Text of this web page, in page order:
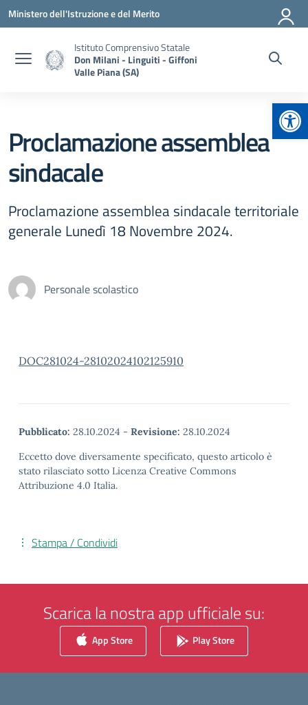
Vai ai contenuti
Vai al menu di navigazione
Vai al footer
Ministero dell'Istruzione e del Merito
Istituto Comprensivo Statale
Don Milani - Linguiti - Giffoni
Valle Piana (SA)
Proclamazione assemblea
sindacale
Proclamazione assemblea sindacale territoriale
generale Lunedì 18 Novembre 2024.
Personale scolastico
DOC281024-28102024102125910
Pubblicato: 28.10.2024 - Revisione: 28.10.2024
Eccetto dove diversamente specificato, questo articolo è
stato rilasciato sotto Licenza Creative Commons
Attribuzione 4.0 Italia.
Stampa / Condividi
Scarica la nostra app ufficiale su:
App Store Play Store